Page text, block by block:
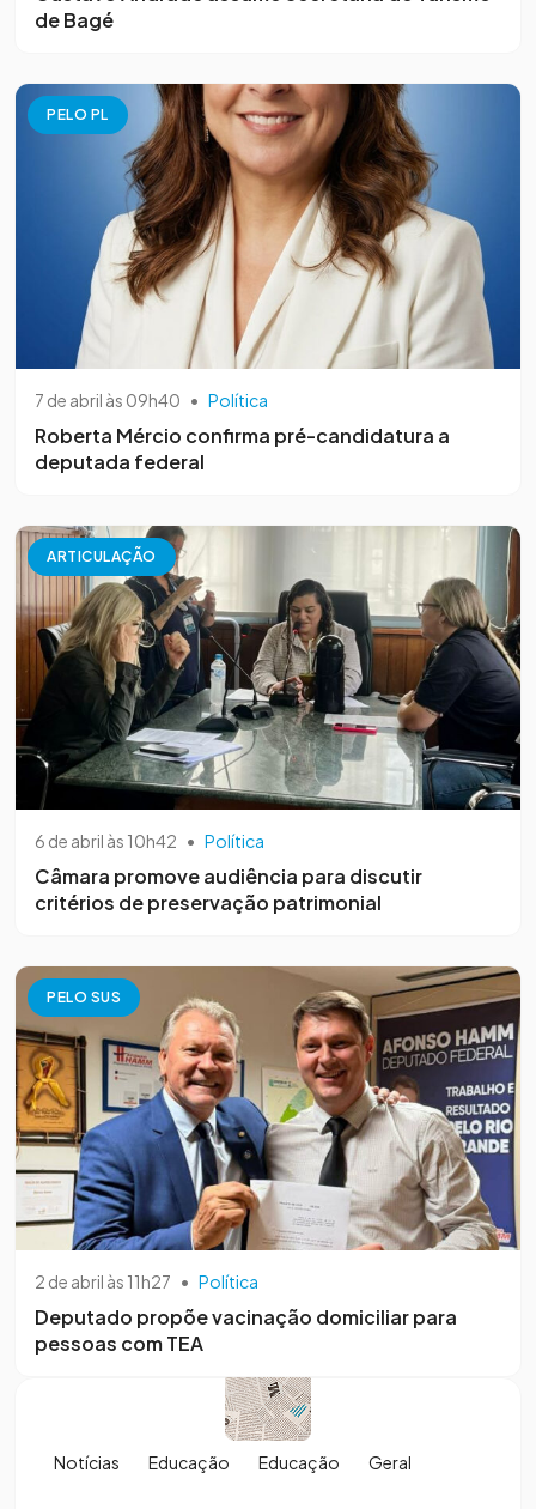
de Bagé
PELO PL
7 de abril às 09h40 • Política
Roberta Mércio confirma pré-candidatura a
deputada federal
ARTICULAÇÃO
6 de abril às 10h42 • Política
Câmara promove audiência para discutir
critérios de preservação patrimonial
PELO SUS
2 de abril às 11h27 • Política
Deputado propõe vacinação domiciliar para
pessoas com TEA
Notícias Educação Educação Geral